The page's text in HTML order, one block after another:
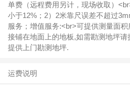
单费（远程费用另计，现场收取）
小于12%；2）2米靠尺误差不超过
服务；增值服务:<br>可提供测量面
接铺在地面上的地板,如需勘测地坪
提供上门勘测地坪.
运费说明